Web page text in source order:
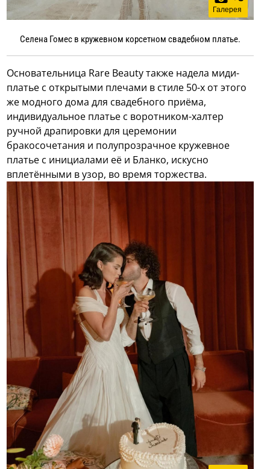
Галерея
Селена Гомес в кружевном корсетном свадебном платье.
Основательница Rare Beauty также надела миди-
платье с открытыми плечами в стиле 50-х от этого
же модного дома для свадебного приёма,
индивидуальное платье с воротником-халтер
ручной драпировки для церемонии
бракосочетания и полупрозрачное кружевное
платье с инициалами её и Бланко, искусно
вплетёнными в узор, во время торжества.